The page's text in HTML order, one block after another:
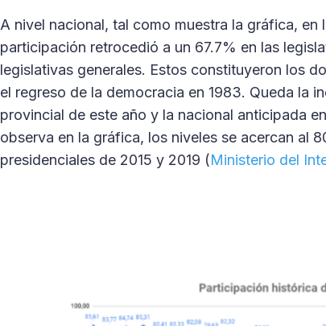
A nivel nacional, tal como muestra la gráfica, en
participación retrocedió a un 67.7% en las
legislativas generales. Estos constituyeron los
el regreso de la democracia en 1983. Queda la
provincial de este año y la nacional anticipada
observa en la gráfica, los niveles se acercan al
presidenciales de 2015 y 2019 (Ministerio del